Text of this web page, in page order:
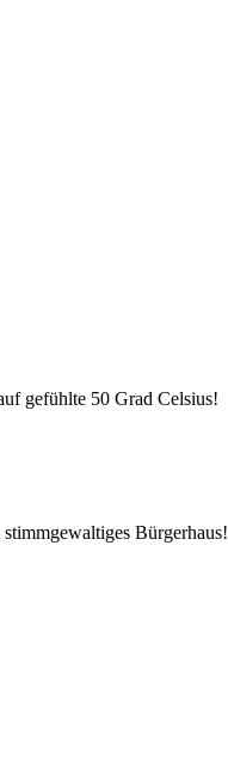
gefühlte 50 Grad Celsius!
Bürgerhaus!